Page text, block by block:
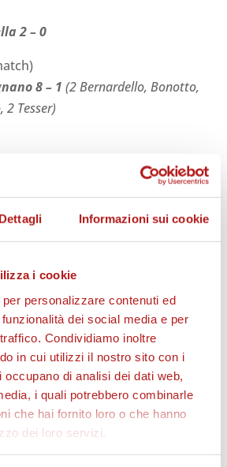
Dettagli Informazioni sui cookie
i cookie
personalizzare contenuti ed
dei social media e per
Condividiamo inoltre
in cui utilizzi il nostro sito con i
di analisi dei dati web,
i quali potrebbero combinarle
che hai fornito loro o che hanno
dei loro servizi.
2 – 0
8 – 1 (2 Bernardello, Bonotto,
2 Tesser)
27